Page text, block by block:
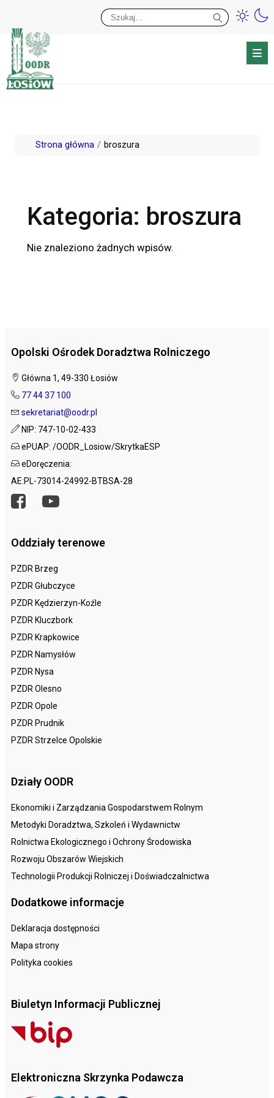
PrzejdźStrona główna broszura
Kategoria: broszura
Nie znaleziono żadnych wpisów.
Opolski Ośrodek Doradztwa Rolniczego
Główna 1, 49-330 Łosiów
77 44 37 100
sekretariat@oodr.pl
NIP: 747-10-02-433
ePUAP: /OODR_Losiow/SkrytkaESP
eDoręczenia:
AE:PL-73014-24992-BTBSA-28
Oddziały terenowe
PZDR Brzeg
PZDR Głubczyce
PZDR Kędzierzyn-Koźle
PZDR Kluczbork
PZDR Krapkowice
PZDR Namysłów
PZDR Nysa
PZDR Olesno
PZDR Opole
PZDR Prudnik
PZDR Strzelce Opolskie
Działy OODR
Ekonomiki i Zarządzania Gospodarstwem Rolnym
Metodyki Doradztwa, Szkoleń i Wydawnictw
Rolnictwa Ekologicznego i Ochrony Środowiska
Rozwoju Obszarów Wiejskich
Technologii Produkcji Rolniczej i Doświadczalnictwa
Dodatkowe informacje
Deklaracja dostępności
Mapa strony
Polityka cookies
Biuletyn Informacji Publicznej
Elektroniczna Skrzynka Podawcza